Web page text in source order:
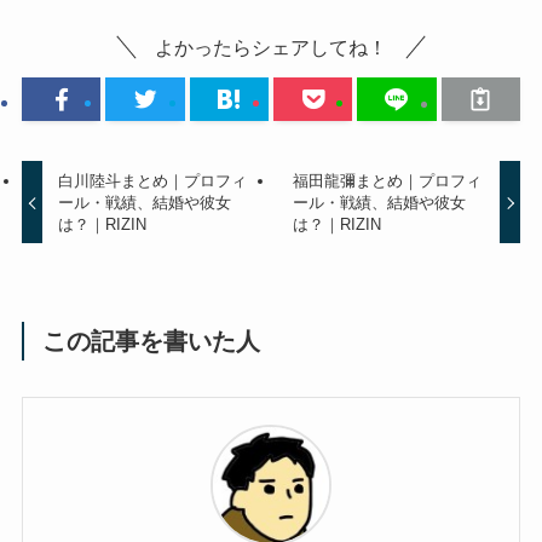
よかったらシェアしてね！
白川陸斗まとめ｜プロフィ
ール・戦績、結婚や彼女
は？｜RIZIN
福田龍彌まとめ｜プロフィ
ール・戦績、結婚や彼女
は？｜RIZIN
この記事を書いた人